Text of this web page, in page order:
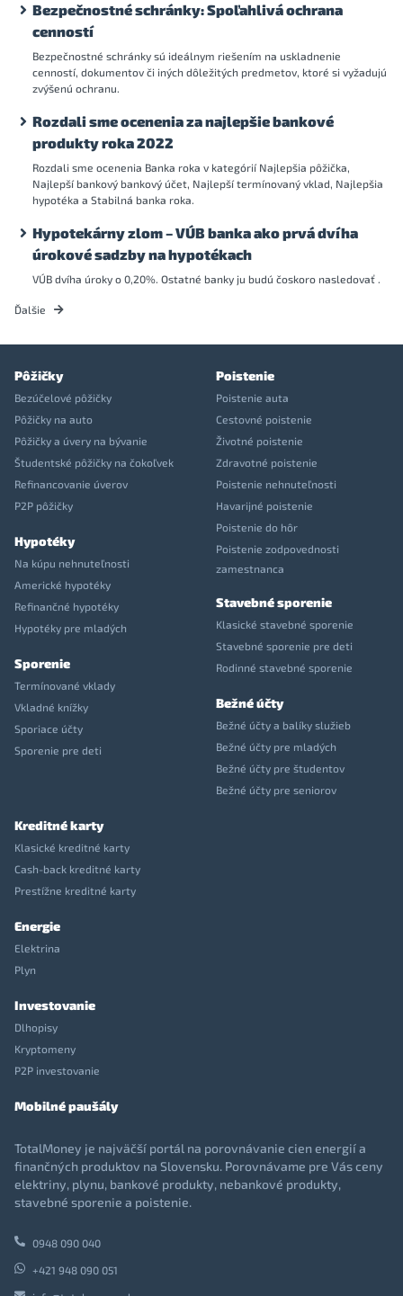
Bezpečnostné schránky: Spoľahlivá ochrana
cenností
Bezpečnostné schránky sú ideálnym riešením na uskladnenie
cenností, dokumentov či iných dôležitých predmetov, ktoré si vyžadujú
zvýšenú ochranu.
Rozdali sme ocenenia za najlepšie bankové
produkty roka 2022
Rozdali sme ocenenia Banka roka v kategórií Najlepšia pôžička,
Najlepší bankový bankový účet, Najlepší termínovaný vklad, Najlepšia
hypotéka a Stabilná banka roka.
Hypotekárny zlom – VÚB banka ako prvá dvíha
úrokové sadzby na hypotékach
VÚB dvíha úroky o 0,20%. Ostatné banky ju budú čoskoro nasledovať .
Ďalšie
Pôžičky
Bezúčelové pôžičky
Pôžičky na auto
Pôžičky a úvery na bývanie
Študentské pôžičky na čokoľvek
Refinancovanie úverov
P2P pôžičky
Hypotéky
Na kúpu nehnuteľnosti
Americké hypotéky
Refinančné hypotéky
Hypotéky pre mladých
Sporenie
Termínované vklady
Vkladné knížky
Sporiace účty
Sporenie pre deti
Poistenie
Poistenie auta
Cestovné poistenie
Životné poistenie
Zdravotné poistenie
Poistenie nehnuteľnosti
Havarijné poistenie
Poistenie do hôr
Poistenie zodpovednosti
zamestnanca
Stavebné sporenie
Klasické stavebné sporenie
Stavebné sporenie pre deti
Rodinné stavebné sporenie
Bežné účty
Bežné účty a balíky služieb
Bežné účty pre mladých
Bežné účty pre študentov
Bežné účty pre seniorov
Kreditné karty
Klasické kreditné karty
Cash-back kreditné karty
Prestížne kreditné karty
Energie
Elektrina
Plyn
Investovanie
Dlhopisy
Kryptomeny
P2P investovanie
Mobilné paušály
TotalMoney je najväčší portál na porovnávanie cien energií a
finančných produktov na Slovensku. Porovnávame pre Vás ceny
elektriny, plynu, bankové produkty, nebankové produkty,
stavebné sporenie a poistenie.
0948 090 040
+421 948 090 051